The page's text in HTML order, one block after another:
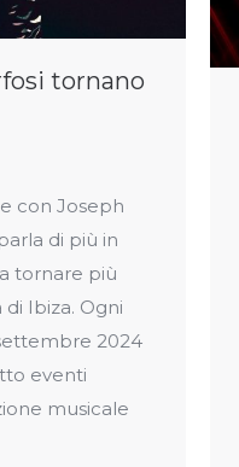
tornano
con Joseph
di più in
tornare più
Ibiza. Ogni
2024
eventi
musicale